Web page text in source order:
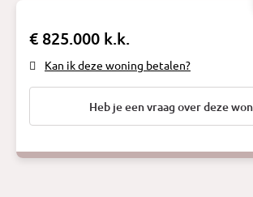
€ 825.000 k.k.
Kan ik deze woning betalen?
Heb je een vraag over deze